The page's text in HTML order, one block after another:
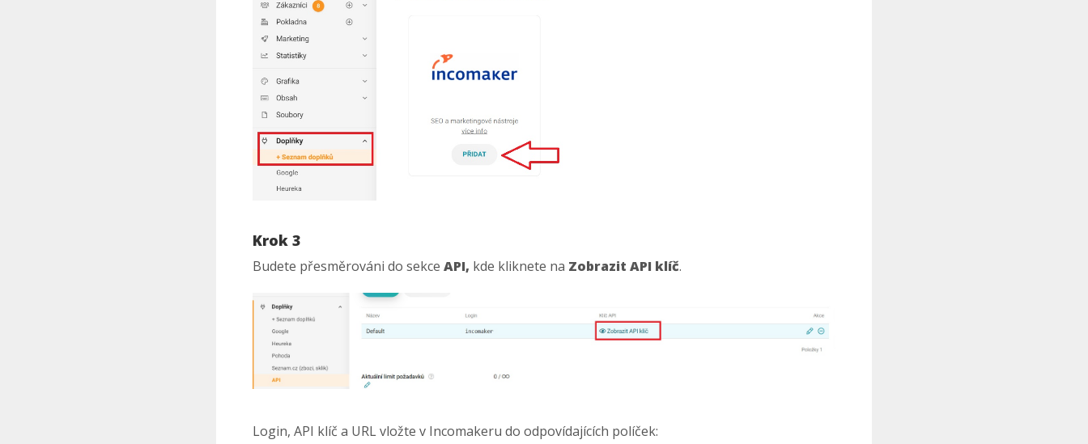
Krok 3
Budete přesměrováni do sekce API, kde kliknete na Zobrazit API klíč.
Login, API klíč a URL vložte v Incomakeru do odpovídajících políček: